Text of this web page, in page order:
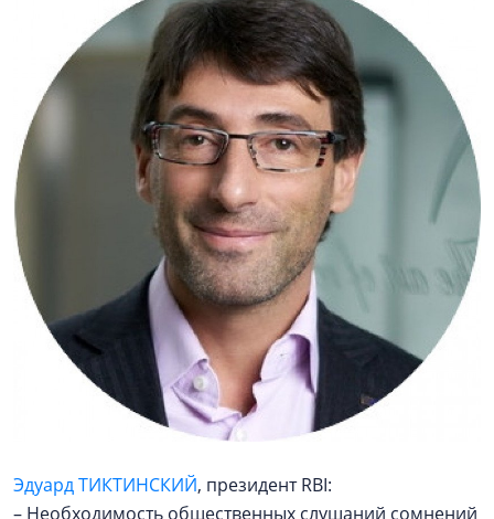
Эдуард ТИКТИНСКИЙ, президент RBI:
– Необходимость общественных слушаний сомнений